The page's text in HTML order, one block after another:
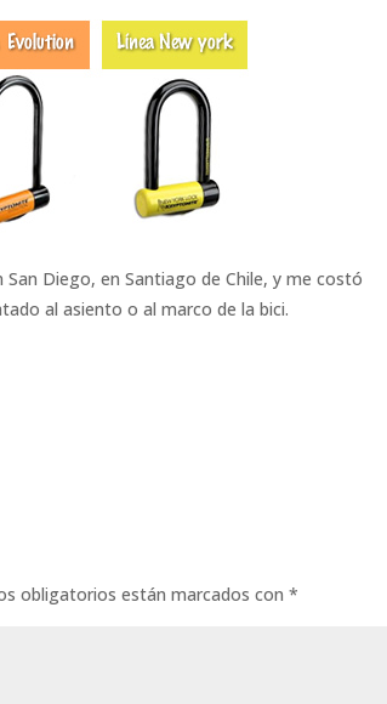
Diego, en Santiago de Chile, y me costó
al asiento o al marco de la bici.
obligatorios están marcados con*